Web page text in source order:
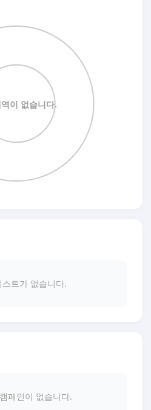
스트가 없습니다.
페인이 없습니다.